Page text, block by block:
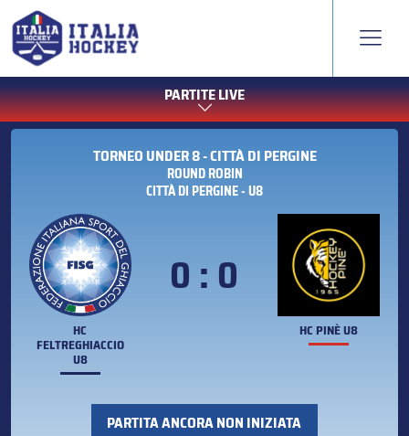
PARTITE LIVE
TORNEO UNDER 8 - CITTÀ DI PERGINE
ROUND ROBIN
CITTÀ DI PERGINE - U8
HC
FELTREGHIACCIO
U8
0 : 0
HC PINÈ U8
PARTITA ANCORA NON INIZIATA